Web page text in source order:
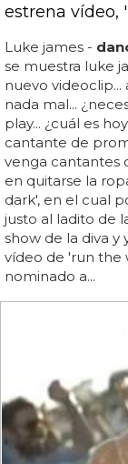
estrena vídeo,
Luke james -
se muestra luke
nuevo
nada mal...
play... ¿cuál es
cantante de
venga cantantes
en quitarse la
dark', en el cual
justo al ladito de
show de la diva y
vídeo de 'run the
nominado a...